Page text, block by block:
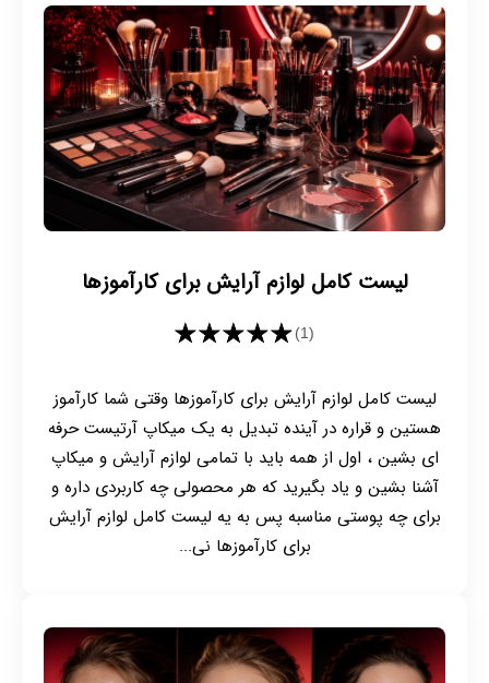
لیست کامل لوازم آرایش برای کارآموزها
★★★★★(1)
لیست کامل لوازم آرایش برای کارآموزها وقتی شما کارآموز
هستین و قراره در آینده تبدیل به یک میکاپ آرتیست حرفه
ای بشین ، اول از همه باید با تمامی لوازم آرایش و میکاپ
آشنا بشین و یاد بگیرید که هر محصولی چه کاربردی داره و
برای چه پوستی مناسبه پس به یه لیست کامل لوازم آرایش
برای کارآموزها نی...